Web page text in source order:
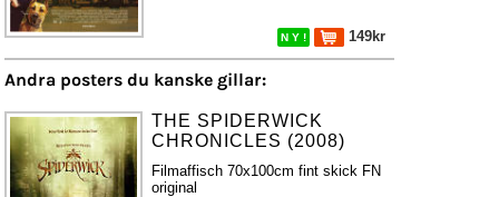
N Y ! 149kr
Andra posters du kanske gillar:
THE SPIDERWICK
CHRONICLES (2008)
Filmaffisch 70x100cm fint skick FN
original